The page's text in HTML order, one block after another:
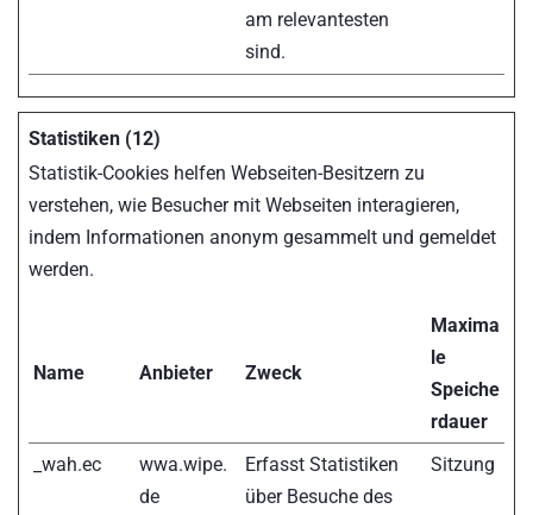
am relevantesten
sind.
Statistiken (12)
Statistik-Cookies helfen Webseiten-Besitzern zu
verstehen, wie Besucher mit Webseiten interagieren,
indem Informationen anonym gesammelt und gemeldet
werden.
Name Anbieter Zweck
Maxima
le
Speiche
rdauer
_wah.ec
wwa.wipe.
de
Erfasst Statistiken
über Besuche des
Sitzung